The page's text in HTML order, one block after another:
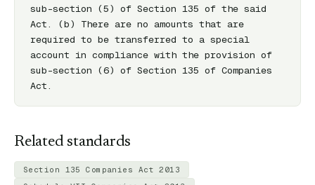
sub-section (5) of Section 135 of the said
Act. (b) There are no amounts that are
required to be transferred to a special
account in compliance with the provision of
sub-section (6) of Section 135 of Companies
Act.
Related standards
Section 135 Companies Act 2013